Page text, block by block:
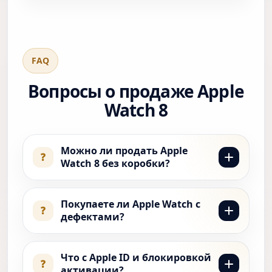
FAQ
Вопросы о продаже Apple
Watch 8
?
Можно ли продать Apple
Watch 8 без коробки?
Да. Коробка не обязательна, но
полный комплект, чек, документы,
оригинальная зарядка и ремешок
могут повысить итоговую оценку.
?
Покупаете ли Apple Watch с
дефектами?
Да. Рассматриваются часы с
царапинами, потертостями, слабой
?
Что с Apple ID и блокировкой